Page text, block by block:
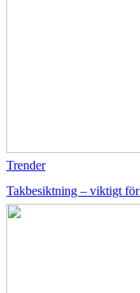
Trender
Takbesiktning – viktigt för